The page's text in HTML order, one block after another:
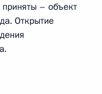
– объект
Открытие